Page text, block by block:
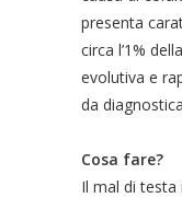
presenta
circa l’1%
evolutiva e
da
Cosa fare?
Il mal di testa